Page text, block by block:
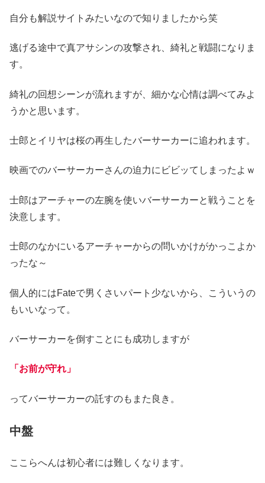
自分も解説サイトみたいなので知りましたから笑
逃げる途中で真アサシンの攻撃され、綺礼と戦闘になりま
す。
綺礼の回想シーンが流れますが、細かな心情は調べてみよ
うかと思います。
士郎とイリヤは桜の再生したバーサーカーに追われます。
映画でのバーサーカーさんの迫力にビビッてしまったよｗ
士郎はアーチャーの左腕を使いバーサーカーと戦うことを
決意します。
士郎のなかにいるアーチャーからの問いかけがかっこよか
ったな～
個人的にはFateで男くさいパート少ないから、こういうの
もいいなって。
バーサーカーを倒すことにも成功しますが
「お前が守れ」
ってバーサーカーの託すのもまた良き。
中盤
ここらへんは初心者には難しくなります。